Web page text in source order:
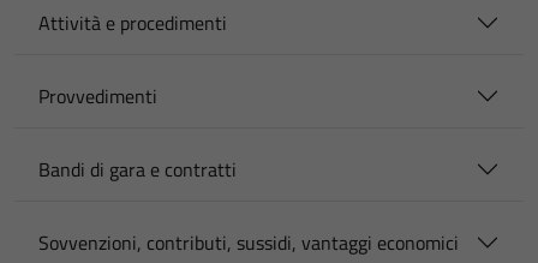
Attività e procedimenti
Provvedimenti
Bandi di gara e contratti
Sovvenzioni, contributi, sussidi, vantaggi economici